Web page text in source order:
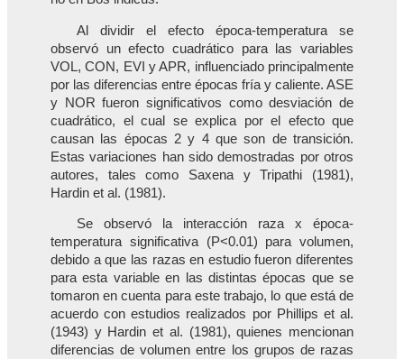
Al dividir el efecto época-temperatura se
observó un efecto cuadrático para las variables
VOL, CON, EVI y APR, influenciado principalmente
por las diferencias entre épocas fría y caliente. ASE
y NOR fueron significativos como desviación de
cuadrático, el cual se explica por el efecto que
causan las épocas 2 y 4 que son de transición.
Estas variaciones han sido demostradas por otros
autores, tales como Saxena y Tripathi (1981),
Hardin et al. (1981).
Se observó la interacción raza x época-
temperatura significativa (P<0.01) para volumen,
debido a que las razas en estudio fueron diferentes
para esta variable en las distintas épocas que se
tomaron en cuenta para este trabajo, lo que está de
acuerdo con estudios realizados por Phillips et al.
(1943) y Hardin et al. (1981), quienes mencionan
diferencias de volumen entre los grupos de razas